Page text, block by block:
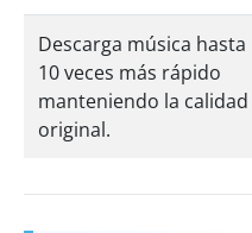
Descarga música hasta
10 veces más rápido
manteniendo la calidad
original.